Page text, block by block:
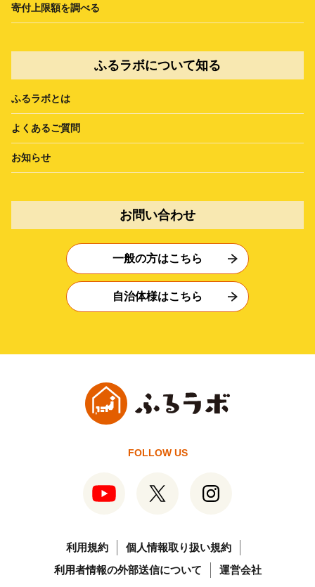
寄付上限額を調べる
ふるラボについて知る
ふるラボとは
よくあるご質問
お知らせ
お問い合わせ
一般の方はこちら
自治体様はこちら
FOLLOW US
利用規約
個人情報取り扱い規約
利用者情報の外部送信について
運営会社